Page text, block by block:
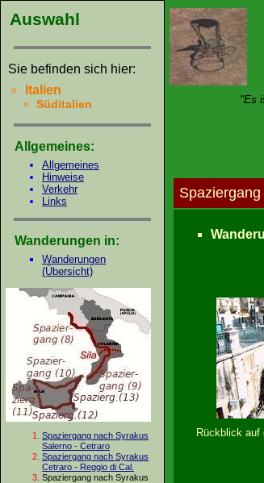
Auswahl
Sie befinden sich hier:
Italien
Süditalien
Allgemeines:
Allgemeines
Hinweise
Verkehr
Links
Wanderungen in:
Wanderungen
(Übersicht)
Spaziergang nach Syrakus
Salerno - Cetraro
Spaziergang nach Syrakus
Cetraro - Reggio di Cal.
Spaziergang nach Syrakus
"Es
Rückblick auf